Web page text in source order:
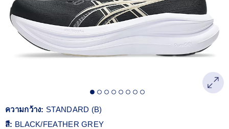
ความกว้าง: STANDARD (B)
สี: BLACK/FEATHER GREY